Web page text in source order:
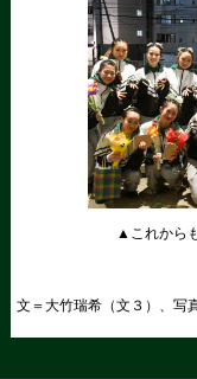
▲これから
文＝大竹瑞希（文３）、写